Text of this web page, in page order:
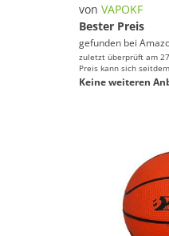
von VAPOKF
Bester Preis
gefunden bei
zuletzt überprüft am
Preis kann sich
Keine weiteren